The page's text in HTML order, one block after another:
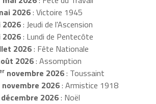
2026: Victoire 1945
2026: Jeudi de l'Ascension
2026: Lundi de Pentecôte
2026: Fête Nationale
2026: Assomption
novembre 2026: Toussaint
2026: Armistice 1918
2026: Noël